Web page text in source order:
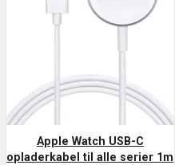
Apple Watch USB-C
opladerkabel til alle serier 1m